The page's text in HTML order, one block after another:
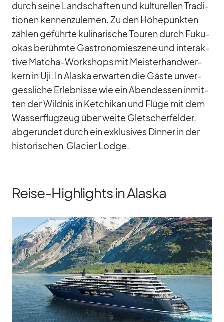
durch seine Land­schaf­ten und kul­tu­rel­len Tra­di­
tio­nen ken­nen­zu­ler­nen. Zu den Hö­he­punk­ten
zäh­len ge­führte ku­li­na­ri­sche Tou­ren durch Fu­ku­
o­kas be­rühmte Gas­tro­no­mie­szene und in­ter­ak­
tive Matcha-Work­shops mit Meis­ter­hand­wer­
kern in Uji. In Alaska er­war­ten die Gäste un­ver­
gess­li­che Er­leb­nisse wie ein Abend­essen in­mit­
ten der Wild­nis in Ket­chi­kan und Flüge mit dem
Was­ser­flug­zeug über weite Glet­scher­fel­der,
ab­ge­run­det durch ein ex­klu­si­ves Din­ner in der
his­to­ri­schen Gla­cier Lodge.
Reise-Highlights in Alaska